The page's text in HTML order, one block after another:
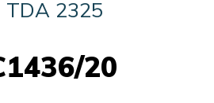
TDA 2325
20